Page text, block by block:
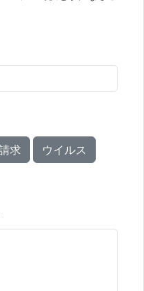
求 ウイルス